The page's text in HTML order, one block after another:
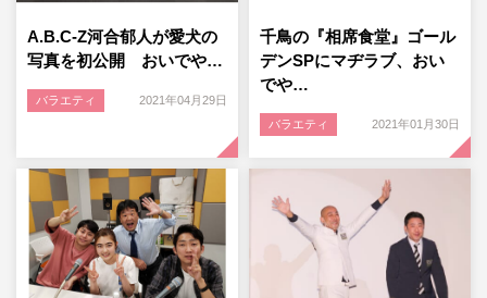
A.B.C-Z河合郁人が愛犬の
写真を初公開 おいでや…
バラエティ 2021年04月29日
千鳥の『相席食堂』ゴール
デンSPにマヂラブ、おい
でや…
バラエティ 2021年01月30日